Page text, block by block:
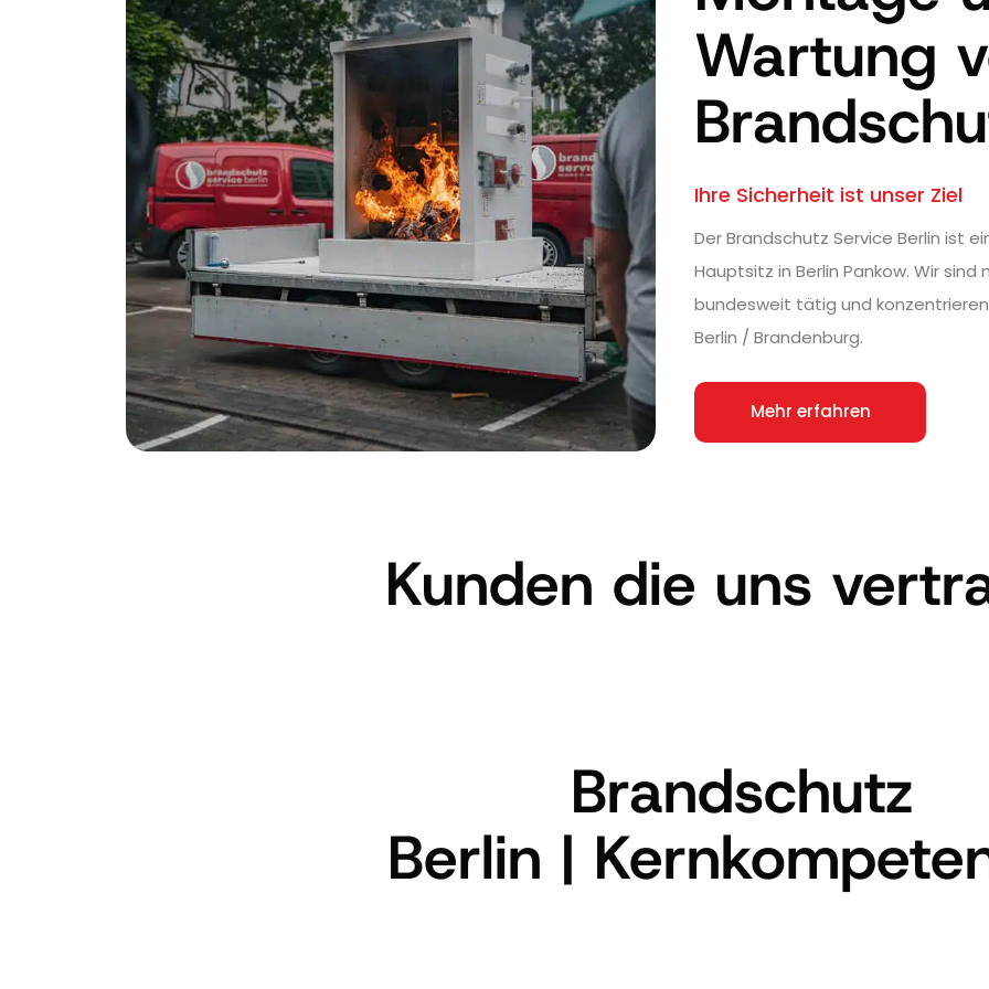
Wartung
Ihre Sicherheit ist unser Ziel
Der Brandschutz Service Berlin ist
Hauptsitz in Berlin Pankow. Wir
bundesweit tätig und
Berlin / Brandenburg.
Mehr erfahren
Kunden die uns
Brandschutz
Berlin |